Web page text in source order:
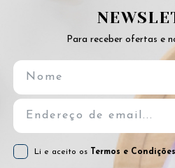
Para receber ofertas e
Li e aceito os Termos e